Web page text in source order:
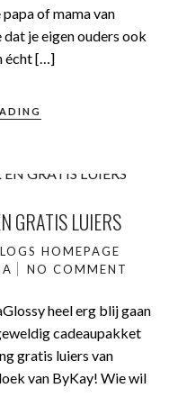
of mama van
je eigen ouders ook
écht […]
GRATIS LUIERS
HOMEPAGE
NO COMMENT
heel erg blij gaan
cadeaupakket
gratis luiers van
van ByKay! Wie wil